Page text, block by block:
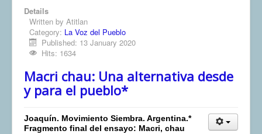
Details
Written by Atitlan
Category: La Voz del Pueblo
Published: 13 January 2020
Hits: 1634
Macri chau: Una alternativa desde
y para el pueblo*
Joaquín. Movimiento Siembra. Argentina.*
Fragmento final del ensayo: Macri, chau